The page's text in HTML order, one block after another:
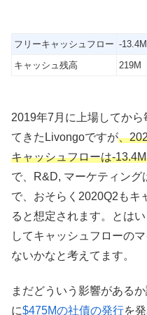
フリーキャッシュフロー -13.4M
キャッシュ残高
219M
2019年7月に上場してか
てきたLivongoですが、
キャッシュフローは-
で、R&D, マーケティン
で、おそらく2020Q2もキ
ると想定されます。とは
してキャッシュフローの
ないかなと考えてます。
まだどういう影響がある
に$475Mの社債の発行を